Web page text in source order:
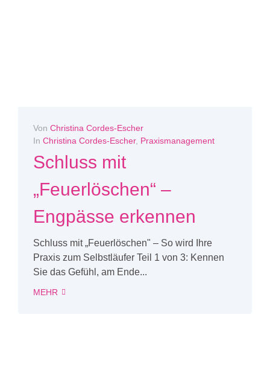
Von Christina Cordes-Escher
In Christina Cordes-Escher, Praxismanagement
Schluss mit
„Feuerlöschen“ –
Engpässe erkennen
Schluss mit „Feuerlöschen" – So wird Ihre
Praxis zum Selbstläufer Teil 1 von 3: Kennen
Sie das Gefühl, am Ende...
MEHR